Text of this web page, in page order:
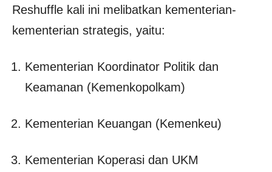
Reshuffle kali ini melibatkan kementerian-
kementerian strategis, yaitu:
Kementerian Koordinator Politik dan
Keamanan (Kemenkopolkam)
Kementerian Keuangan (Kemenkeu)
Kementerian Koperasi dan UKM